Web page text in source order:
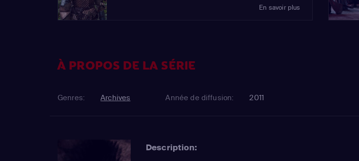
En savoir plus
À PROPOS DE LA SÉRIE
Genres: Archives Année de diffusion: 2011
Description: